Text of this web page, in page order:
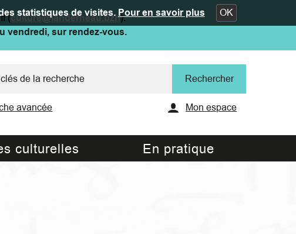
statistiques de visites.Pour en savoir plus OK
(culture@landerneau.bzh).
vendredi, sur rendez-vous.
avancée Mon espace
culturelles En pratique